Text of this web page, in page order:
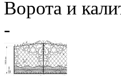
Ворота и
-